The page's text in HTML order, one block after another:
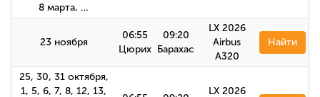
8 марта, …
23 ноября
06:55
Цюрих
09:20
Барахас
LX 2026
Airbus
А320
Найти
25, 30, 31 октября,
1, 5, 6, 7, 8, 12, 13,
LX 2026